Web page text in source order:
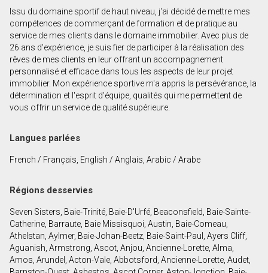
Prénom
et
Nom
Courriel
Téléphone
(Optionnel)
Issu du domaine sportif de haut niveau, j'ai décidé de mettre mes
compétences de commerçant de formation et de pratique au
service de mes clients dans le domaine immobilier. Avec plus de
26 ans d'expérience, je suis fier de participer à la réalisation des
rêves de mes clients en leur offrant un accompagnement
personnalisé et efficace dans tous les aspects de leur projet
immobilier. Mon expérience sportive m'a appris la persévérance, la
détermination et l'esprit d'équipe, qualités qui me permettent de
vous offrir un service de qualité supérieure.
Langues parlées
French / Français, English / Anglais, Arabic / Arabe
Régions desservies
Seven Sisters, Baie-Trinité, Baie-D'Urfé, Beaconsfield, Baie-Sainte-
Catherine, Barraute, Baie Missisquoi, Austin, Baie-Comeau,
Athelstan, Aylmer, Baie-Johan-Beetz, Baie-Saint-Paul, Ayers Cliff,
Aguanish, Armstrong, Ascot, Anjou, Ancienne-Lorette, Alma,
Amos, Arundel, Acton-Vale, Abbotsford, Ancienne-Lorette, Audet,